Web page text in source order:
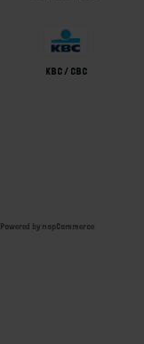
KBC / CBC
Powered by nopCommerce